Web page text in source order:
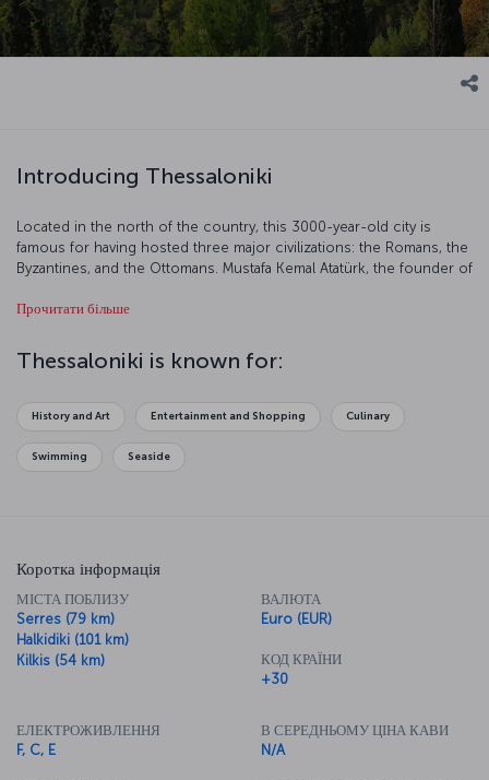
Introducing Thessaloniki
Located in the north of the country, this 3000-year-old city is
famous for having hosted three major civilizations: the Romans, the
Byzantines, and the Ottomans. Mustafa Kemal Atatürk, the founder of
rendering this city particularly important to Turkish people. Built by
sections. Most of the important places and the famous sanctuaries
are located in the old town. Our flight to Thessaloniki is ready for
Прочитати більше
Thessaloniki is known for:
History and Art Entertainment and Shopping Culinary
Swimming Seaside
Коротка інформація
МІСТА ПОБЛИЗУ
Serres (79 km)
Halkidiki (101 km)
Kilkis (54 km)
ВАЛЮТА
Euro (EUR)
КОД КРАЇНИ
+30
ЕЛЕКТРОЖИВЛЕННЯ
F, C, E
В СЕРЕДНЬОМУ ЦІНА КАВИ
N/A